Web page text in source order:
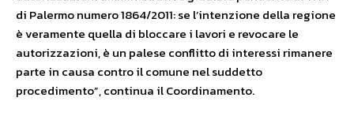
di Palermo numero 1864/2011: se l’intenzione della regione
è veramente quella di bloccare i lavori e revocare le
autorizzazioni, è un palese conflitto di interessi rimanere
parte in causa contro il comune nel suddetto
procedimento”, continua il Coordinamento.